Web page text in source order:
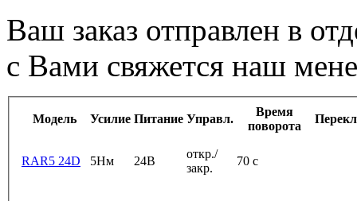
Ваш заказ отправлен в
с Вами свяжется наш
Модель Усилие Питание Управл.
Время
поворота
RAR5 24D 5Нм 24В
откр./
закр.
70 с